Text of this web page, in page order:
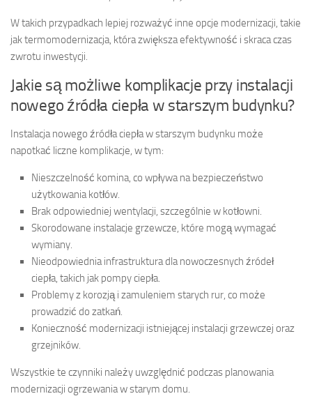
W takich przypadkach lepiej rozważyć inne opcje modernizacji, takie
jak termomodernizacja, która zwiększa efektywność i skraca czas
zwrotu inwestycji.
Jakie są możliwe komplikacje przy instalacji
nowego źródła ciepła w starszym budynku?
Instalacja nowego źródła ciepła w starszym budynku może
napotkać liczne komplikacje, w tym:
Nieszczelność komina, co wpływa na bezpieczeństwo
użytkowania kotłów.
Brak odpowiedniej wentylacji, szczególnie w kotłowni.
Skorodowane instalacje grzewcze, które mogą wymagać
wymiany.
Nieodpowiednia infrastruktura dla nowoczesnych źródeł
ciepła, takich jak pompy ciepła.
Problemy z korozją i zamuleniem starych rur, co może
prowadzić do zatkań.
Konieczność modernizacji istniejącej instalacji grzewczej oraz
grzejników.
Wszystkie te czynniki należy uwzględnić podczas planowania
modernizacji ogrzewania w starym domu.